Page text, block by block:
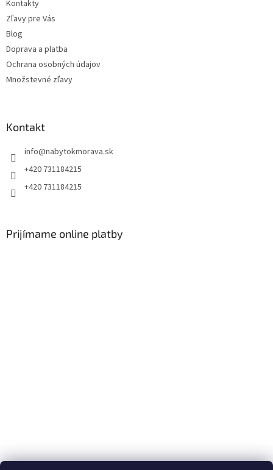
Kontakty
Zľavy pre Vás
Blog
Doprava a platba
Ochrana osobných údajov
Množstevné zľavy
Kontakt
info@nabytokmorava.sk
+420 731184215
+420 731184215
Prijímame online platby